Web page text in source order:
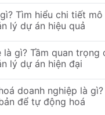
Tìm hiểu chi tiết mô
lý dự án hiệu quả
là gì? Tầm quan trọng
lý dự án hiện đại
doanh nghiệp là
để tự động hoá